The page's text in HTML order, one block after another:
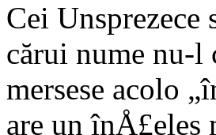
Cei Unsprezece
cărui nume nu-l
mersese acolo
are un înÅ£eles